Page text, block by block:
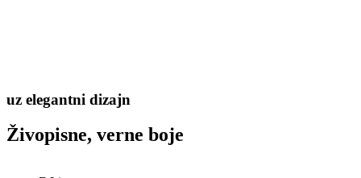
uz elegantni dizajn
Živopisne, verne boje